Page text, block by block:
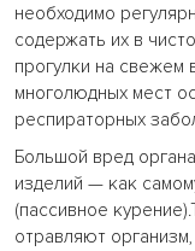
необходимо
содержать их в
прогулки на свежем
многолюдных мест
респираторных
Большой вред
изделий — как
(пассивное
отравляют